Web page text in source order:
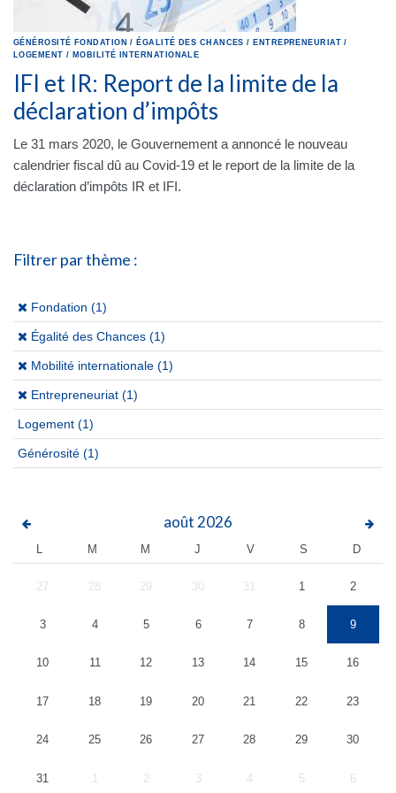
GÉNÉROSITÉ FONDATION / ÉGALITÉ DES CHANCES / ENTREPRENEURIAT /
LOGEMENT / MOBILITÉ INTERNATIONALE
IFI et IR: Report de la limite de la
déclaration d’impôts
Le 31 mars 2020, le Gouvernement a annoncé le nouveau
calendrier fiscal dû au Covid-19 et le report de la limite de la
déclaration d’impôts IR et IFI.
Filtrer par thème :
(x)
Fondation (1)
(x)
Égalité des Chances (1)
(x)
Mobilité internationale (1)
(x)
Entrepreneuriat (1)
Logement (1)
Générosité (1)
août 2026
L M M J V S D
27 28 29 30 31 1 2
3 4 5 6 7 8 9
10 11 12 13 14 15 16
17 18 19 20 21 22 23
24 25 26 27 28 29 30
31 1 2 3 4 5 6